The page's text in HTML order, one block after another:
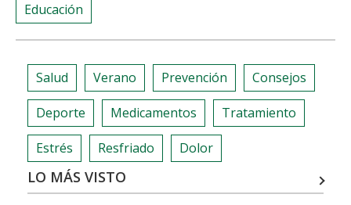
Educación
Salud Verano Prevención Consejos
Deporte Medicamentos Tratamiento
Estrés Resfriado Dolor
LO MÁS VISTO